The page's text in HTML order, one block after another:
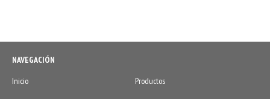
NAVEGACIÓN
Inicio
Productos